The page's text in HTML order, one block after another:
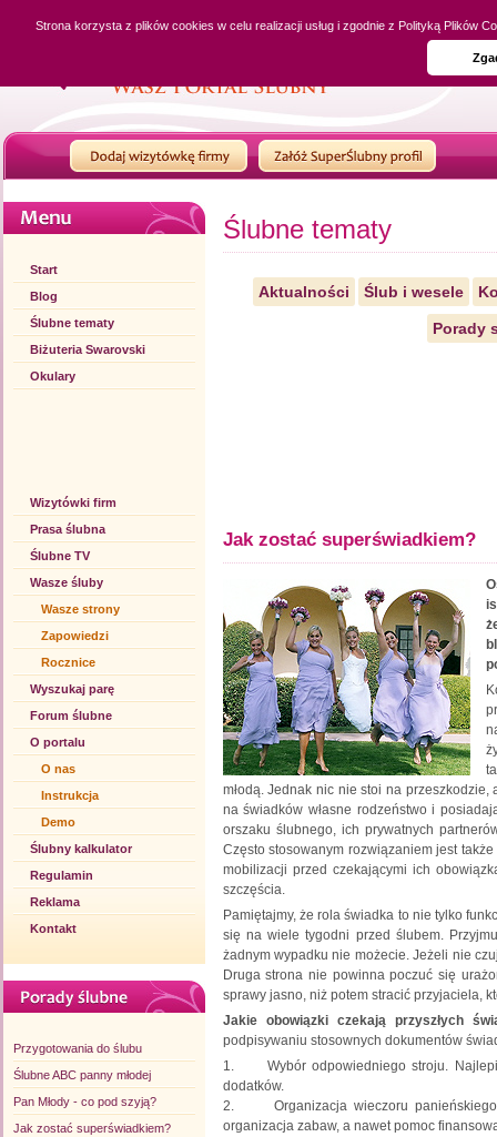
Start
Blog
Ślubne tematy
Biżuteria Swarovski
Okulary
Wizytówki firm
Prasa ślubna
Ślubne TV
Wasze śluby
Wasze strony
Zapowiedzi
Rocznice
Wyszukaj parę
Forum ślubne
O portalu
O nas
Instrukcja
Demo
Ślubny kalkulator
Regulamin
Reklama
Kontakt
Przygotowania do ślubu
Ślubne ABC panny młodej
Pan Młody - co pod szyją?
Jak zostać superświadkiem?
Ślubne tematy
Aktualności Ślub i wesele
Porady
Jak zostać superświadkiem?
młodą. Jednak nic nie stoi na przeszkodzie,
na świadków własne rodzeństwo i
orszaku ślubnego, ich prywatnych
Często stosowanym rozwiązaniem jest
mobilizacji przed czekającymi ich
szczęścia.
Pamiętajmy, że rola świadka to nie tylko
się na wiele tygodni przed ślubem.
żadnym wypadku nie możecie. Jeżeli nie
Druga strona nie powinna poczuć się
sprawy jasno, niż potem stracić przyjaciela,
Jakie obowiązki czekają przyszłych
podpisywaniu stosownych dokumentów
1. Wybór odpowiedniego stroju.
dodatków.
2. Organizacja wieczoru panieńskiego -
organizacja zabaw, a nawet pomoc
Strona korzysta z plików cookies w celu realizacji usług i zgodnie z Polityką Plików